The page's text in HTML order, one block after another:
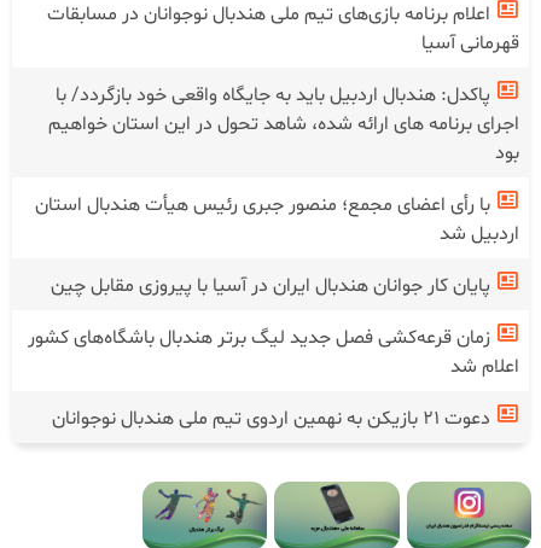
اعلام برنامه بازی‌های تیم ملی هندبال نوجوانان در مسابقات
قهرمانی آسیا
پاکدل: هندبال اردبیل باید به جایگاه واقعی خود بازگردد/ با
اجرای برنامه های ارائه شده، شاهد تحول در این استان خواهیم
بود
با رأی اعضای مجمع؛ منصور جبری رئیس هیأت هندبال استان
اردبیل شد
پایان کار جوانان هندبال ایران در آسیا با پیروزی مقابل چین
زمان قرعه‌کشی فصل جدید لیگ برتر هندبال باشگاه‌های کشور
اعلام شد
دعوت ۲۱ بازیکن به نهمین اردوی تیم ملی هندبال نوجوانان